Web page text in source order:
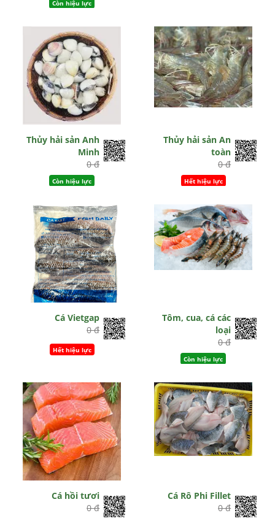
Còn hiệu lực
Thủy hải sản Anh
Minh
0 đ
Còn hiệu lực
Thủy hải sản An
toàn
0 đ
Hết hiệu lực
Cá Vietgap
0 đ
Hết hiệu lực
Tôm, cua, cá các
loại
0 đ
Còn hiệu lực
Cá hồi tươi
0 đ
Cá Rô Phi Fillet
0 đ